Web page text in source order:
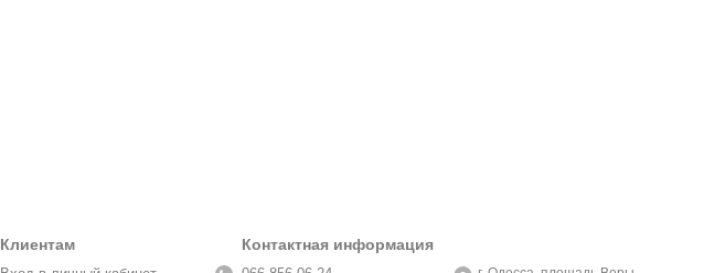
Клиентам Контактная информация